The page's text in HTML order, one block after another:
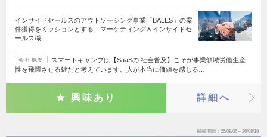
インサイドセールスのアウトソーシング事業「BALES」の案
件獲得をミッションとする、マーケティング＆インサイドセ
ールス職…
会社概要
スマートキャンプは【SaaSの 社会普及】こそが事業領域労働生産
性を飛躍させる鍵だと考えています。人が本当に価値を感じる…
興味あり 詳細へ
掲載期間 26/08/06～26/08/19